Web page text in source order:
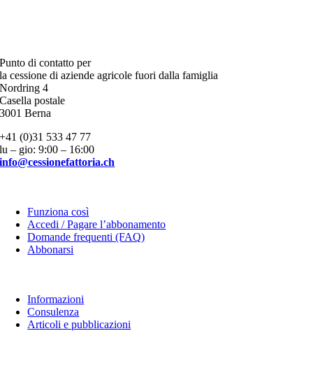
Punto di contatto per
la cessione di aziende agricole fuori dalla famiglia
Nordring 4
Casella postale
3001 Berna
+41 (0)31 533 47 77
lu – gio: 9:00 – 16:00
info@cessionefattoria.ch
Funziona così
Accedi / Pagare l’abbonamento
Domande frequenti (FAQ)
Abbonarsi
Informazioni
Consulenza
Articoli e pubblicazioni